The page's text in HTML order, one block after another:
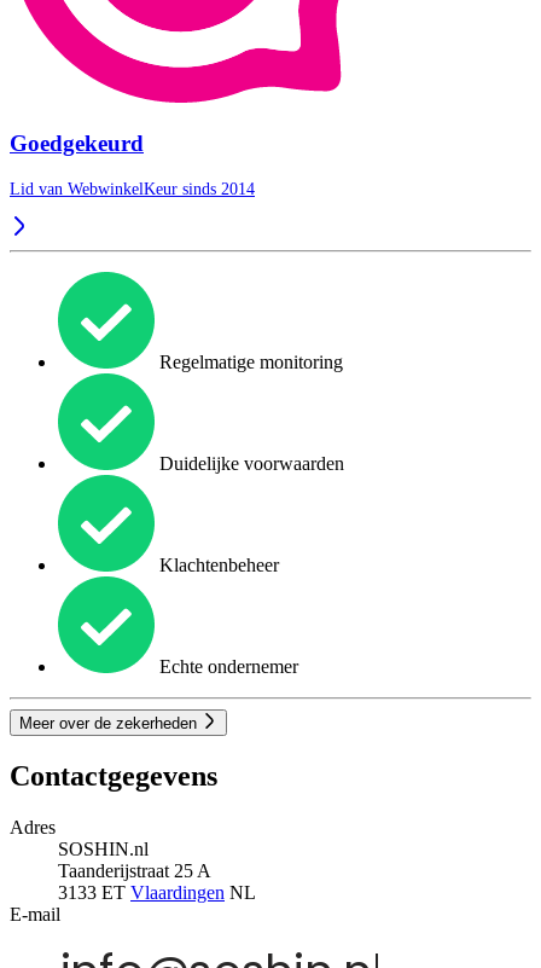
Goedgekeurd
Lid van WebwinkelKeur sinds 2014
Regelmatige monitoring
Duidelijke voorwaarden
Klachtenbeheer
Echte ondernemer
Meer over de zekerheden
Contactgegevens
Adres
SOSHIN.nl
Taanderijstraat 25 A
3133 ET Vlaardingen NL
E-mail